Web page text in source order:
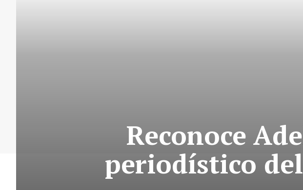
Reconoce
periodístico